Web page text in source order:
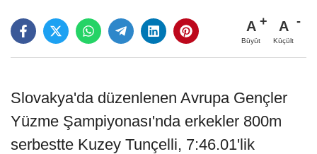
A
Büyüt
A
Küçült
Slovakya'da düzenlenen Avrupa Gençler
Yüzme Şampiyonası'nda erkekler 800m
serbestte Kuzey Tunçelli, 7:46.01'lik